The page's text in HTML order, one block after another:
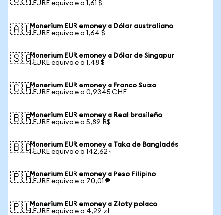
1 EURE equivale a 1,61 $
🇦🇺Monerium EUR emoney a Dólar australiano
1 EURE equivale a 1,64 $
🇸🇬Monerium EUR emoney a Dólar de Singapur
1 EURE equivale a 1,48 $
🇨🇭Monerium EUR emoney a Franco Suizo
1 EURE equivale a 0,9345 CHF
🇧🇷Monerium EUR emoney a Real brasileño
1 EURE equivale a 5,89 R$
🇧🇩Monerium EUR emoney a Taka de Bangladés
1 EURE equivale a 142,62 ৳
🇵🇭Monerium EUR emoney a Peso Filipino
1 EURE equivale a 70,01 ₱
🇵🇱Monerium EUR emoney a Złoty polaco
1 EURE equivale a 4,29 zł